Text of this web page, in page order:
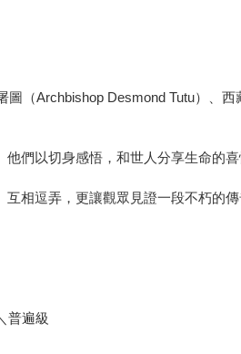
（Archbishop Desmond Tutu）、
們以切身感悟，和世人分享生命的喜
相逗弄，更讓觀眾見證一段不朽的傳
普遍級